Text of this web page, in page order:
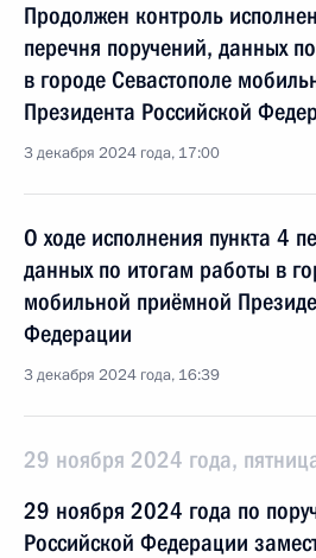
Продолжен контроль
перечня поручений, данных
в городе Севастополе
Президента Российской
3 декабря 2024 года, 17:00
О ходе исполнения пункта 4
данных по итогам работы в
мобильной приёмной
Федерации
3 декабря 2024 года, 16:39
29 ноября 2024 года,
29 ноября 2024 года по
Российской Федерации